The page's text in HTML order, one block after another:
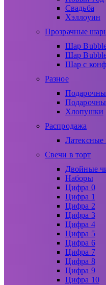
Свадьба
Хэллоуин
Прозрачные
Шар
Шар
Шар с
Разное
Хлопушки
Распродажа
Свечи в торт
Двойные
Наборы
Цифра 0
Цифра 1
Цифра 2
Цифра 3
Цифра 4
Цифра 5
Цифра 6
Цифра 7
Цифра 8
Цифра 9
Цифра 10